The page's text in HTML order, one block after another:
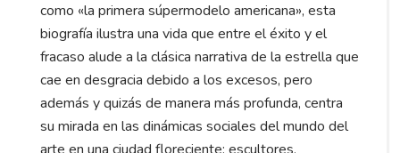
como «la primera súpermodelo americana», esta
biografía ilustra una vida que entre el éxito y el
fracaso alude a la clásica narrativa de la estrella que
cae en desgracia debido a los excesos, pero
además y quizás de manera más profunda, centra
su mirada en las dinámicas sociales del mundo del